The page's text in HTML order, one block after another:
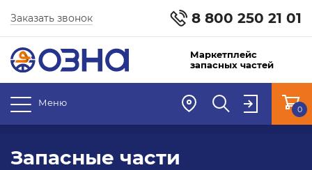
8 800 250 21 01
Заказать звонок
Маркетплейс
запасных частей
Меню
0
Запасные части